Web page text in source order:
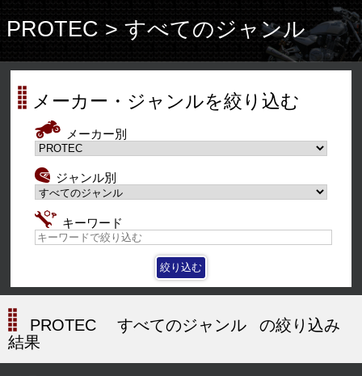
PROTEC > すべてのジャンル
メーカー・ジャンルを絞り込む
メーカー別
ジャンル別
キーワード
PROTEC すべてのジャンル
の絞り込み
結果